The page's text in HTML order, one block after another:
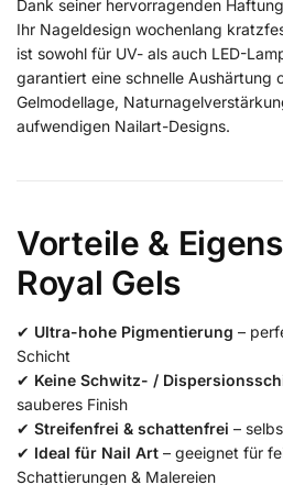
Dank seiner hervorragenden
Ihr Nageldesign wochenlang
ist sowohl für UV- als auch LED-
garantiert eine schnelle Aushärtung
Gelmodellage,
aufwendigen Nailart-Designs.
Vorteile &
Royal Gels
✔ Ultra-hohe Pigmentierung –
Schicht
✔ Keine Schwitz- /
sauberes Finish
✔ Streifenfrei & schattenfrei –
✔ Ideal für Nail Art – geeignet für
Schattierungen & Malereien